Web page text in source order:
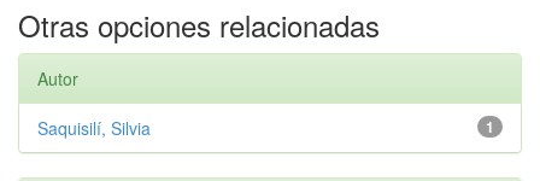
Otras opciones relacionadas
Autor
1
Saquisilí, Silvia